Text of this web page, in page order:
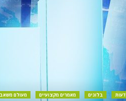
דעות בלוגים מאמרים מקצועיים מעולם